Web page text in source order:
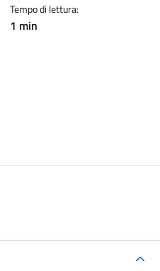
Tempo di lettura:
1 min